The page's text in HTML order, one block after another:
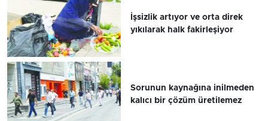
İşsizlik artıyor ve orta direk
yıkılarak halk fakirleşiyor
Sorunun kaynağına inilmeden
kalıcı bir çözüm üretilemez